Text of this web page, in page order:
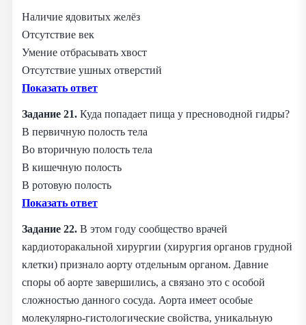
Наличие ядовитых желёз
Отсутствие век
Умение отбрасывать хвост
Отсутствие ушных отверстий
Показать ответ
Задание 21. Куда попадает пища у пресноводной гидры?
В первичную полость тела
Во вторичную полость тела
В кишечную полость
В ротовую полость
Показать ответ
Задание 22. В этом году сообщество врачей
кардиоторакальной хирургии (хирургия органов грудной
клетки) признало аорту отдельным органом. Давние
споры об аорте завершились, а связано это с особой
сложностью данного сосуда. Аорта имеет особые
молекулярно‑гистологические свойства, уникальную